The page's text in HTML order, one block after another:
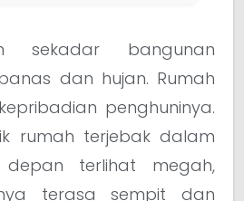
sekadar bangunan
dan hujan. Rumah
penghuninya.
rumah terjebak dalam
terlihat megah,
terasa sempit dan